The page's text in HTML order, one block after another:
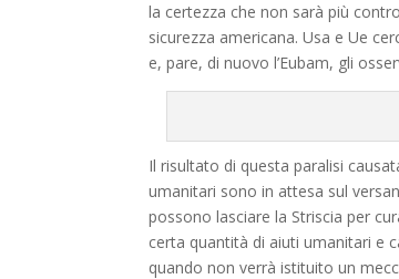
la certezza che non sarà più
sicurezza americana. Usa e Ue
e, pare, di nuovo l’Eubam, gli
Il risultato di questa paralisi
umanitari sono in attesa sul
possono lasciare la Striscia per
certa quantità di aiuti umanitari e
quando non verrà istituito un